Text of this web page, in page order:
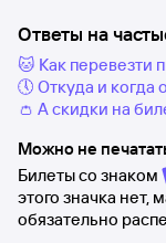
Ответы на
🐱 Как перевезти
🕔 Откуда и когда
👛 А скидки на
Можно не
Билеты со знаком
этого значка
обязательно